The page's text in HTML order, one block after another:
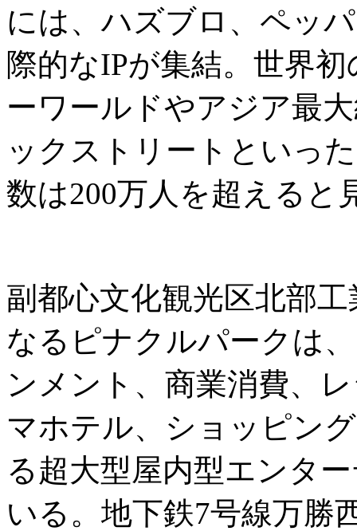
には、ハズブロ、ペッ
際的なIPが集結。世界
ーワールドやアジア最
ックストリートといっ
数は200万人を超えると
副都心文化観光区北部
なるピナクルパークは
ンメント、商業消費、
マホテル、ショッピン
る超大型屋内型エンタ
いる。地下鉄7号線万勝